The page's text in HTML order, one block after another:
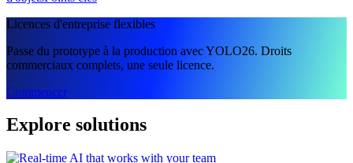
Licences d'entreprise flexibles
Passe du prototype à la production avec YOLO26. Droits
commerciaux complets, une seule licence.
Commencer
Explore solutions